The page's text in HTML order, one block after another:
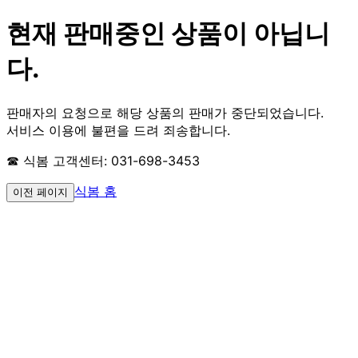
현재 판매중인 상품이 아닙니
다.
판매자의 요청으로 해당 상품의 판매가 중단되었습니다.
서비스 이용에 불편을 드려 죄송합니다.
☎ 식봄 고객센터: 031-698-3453
이전 페이지 식봄 홈